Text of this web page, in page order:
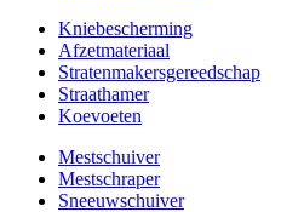
Kniebescherming
Afzetmateriaal
Stratenmakersgereedschap
Straathamer
Koevoeten
Mestschuiver
Mestschraper
Sneeuwschuiver